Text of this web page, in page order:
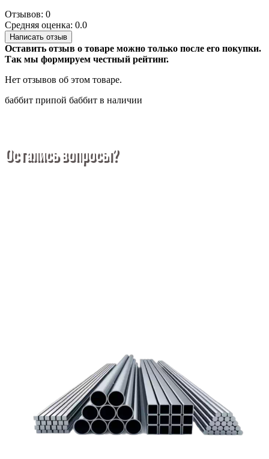
Отзывов: 0
Средняя оценка: 0.0
Написать отзыв
Оставить отзыв о товаре можно только после его покупки.
Так мы формируем честный рейтинг.
Нет отзывов об этом товаре.
баббит припой баббит в наличии
Остались вопросы?